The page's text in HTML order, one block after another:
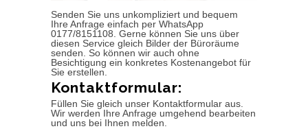
Senden Sie uns unkompliziert und bequem
Ihre Anfrage einfach per WhatsApp
0177/8151108. Gerne können Sie uns über
diesen Service gleich Bilder der Büroräume
senden. So können wir auch ohne
Besichtigung ein konkretes Kostenangebot für
Sie erstellen.
Kontaktformular:
Füllen Sie gleich unser Kontaktformular aus.
Wir werden Ihre Anfrage umgehend bearbeiten
und uns bei Ihnen melden.